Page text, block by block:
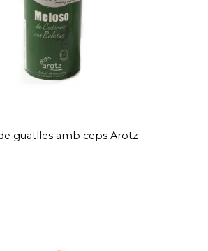
guatlles amb ceps Arotz